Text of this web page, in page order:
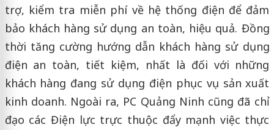
trợ, kiểm tra miễn phí về hệ thống điện để đảm
bảo khách hàng sử dụng an toàn, hiệu quả. Đồng
thời tăng cường hướng dẫn khách hàng sử dụng
điện an toàn, tiết kiệm, nhất là đối với những
khách hàng đang sử dụng điện phục vụ sản xuất
kinh doanh. Ngoài ra, PC Quảng Ninh cũng đã chỉ
đạo các Điện lực trực thuộc đẩy mạnh việc thực